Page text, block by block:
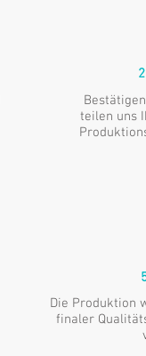
teilen uns
Die Produktion
finaler